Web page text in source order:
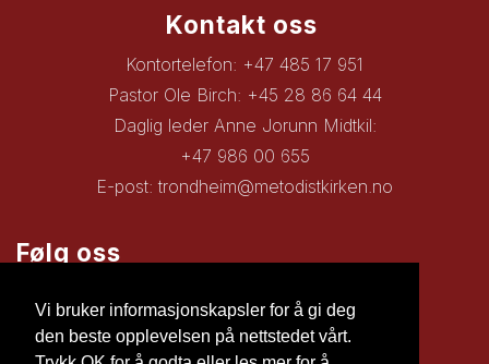
Vi bruker informasjonskapsler for å gi deg
den beste opplevelsen på nettstedet vårt.
Kontakt oss
Kontortelefon: +47 485 17 951
Pastor Ole Birch: +45 28 86 64 44
Daglig leder Anne Jorunn Midtkil:
+47 986 00 655
E-post:trondheim@metodistkirken.no
Følg oss